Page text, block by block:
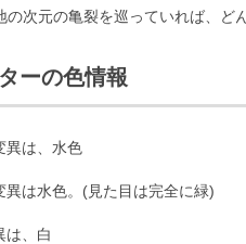
の次元の亀裂を巡っていれば、
ーの色情報
異は、水色
異は水色。(見た目は完全に緑)
は、白